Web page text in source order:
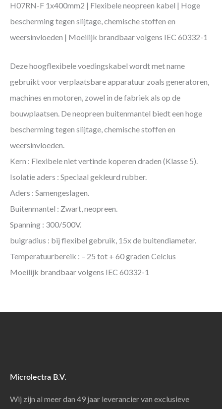
H07RN-F 1x400mm2 | Flexibele neopreen kabel | Hoge
bescherming tegen slijtage, chemische stoffen en
weersinvloeden | Moeilijk brandbaar volgens IEC 60332-1
Deze hoogflexibele voedingskabel wordt met name
gebruikt voor verplaatsbare apparatuur zoals generatoren,
machines en motoren, zowel in de fabriek als op de
bouwplaatsen. De neopreen buitenmantel biedt een hoge
bescherming tegen slijtage, chemische stoffen en
weersinvloeden.
Kern : Flexibele niet vertinde koperen draden (Klasse 5).
Isolatie aders : Speciaal gekleurd rubber.
Aders : Samengeslagen.
Buitenmantel : Zwart, neopreen.
Spanning : 300/500V.
buigradius : bij flexibel gebruik, 15x de buitendiameter.
Temperatuurbereik : – 25 tot + 60 graden Celcius
Moeilijk brandbaar volgens IEC 60332-1
Microlectra B.V.
Wij zijn al meer dan 49 jaar leverancier van exclusieve